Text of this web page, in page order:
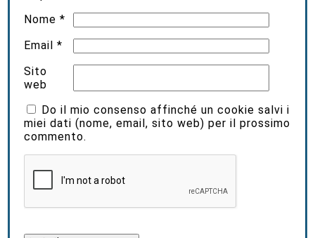
Nome*
Email*
Sito
web
Do il mio consenso affinché un cookie salvi i
miei dati (nome, email, sito web) per il prossimo
commento.